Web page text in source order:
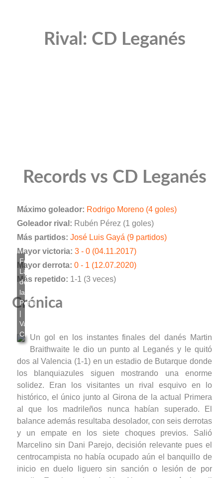
Rival: CD Leganés
Records vs CD Leganés
Máximo goleador: Rodrigo Moreno (4 goles)
Goleador rival: Rubén Pérez (1 goles)
Más partidos: José Luis Gayá (9 partidos)
Mayor victoria: 3 - 0 (04.11.2017)
Mayor derrota: 0 - 1 (12.07.2020)
Más repetido: 1-1 (3 veces)
Crónica
Un gol en los instantes finales del danés Martin
Braithwaite le dio un punto al Leganés y le quitó
dos al Valencia (1-1) en un estadio de Butarque donde
los blanquiazules siguen mostrando una enorme
solidez. Eran los visitantes un rival esquivo en lo
histórico, el único junto al Girona de la actual Primera
al que los madrileños nunca habían superado. El
balance además resultaba desolador, con seis derrotas
y un empate en los siete choques previos. Salió
Marcelino sin Dani Parejo, decisión relevante pues el
centrocampista no había ocupado aún el banquillo de
inicio en duelo liguero sin sanción o lesión de por